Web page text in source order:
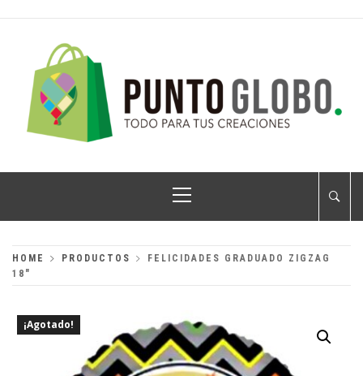
PUNTO GLOBO
Menu
HOME PRODUCTOS
FELICIDADES GRADUADO ZIGZAG
18″
¡Agotado!